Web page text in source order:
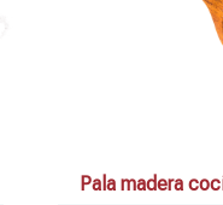
Pala madera